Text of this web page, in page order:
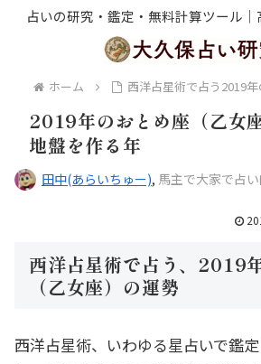
占いの研究・鑑定・無料計算ツール
ホーム 西洋占星術で占う2019
2019年のおとめ座（乙女
地盤を作る年
田中(あらいちゅー), 馬主で大家で占
西洋占星術で占う、2019
（乙女座）の運勢
西洋占星術、いわゆる星占いで鑑